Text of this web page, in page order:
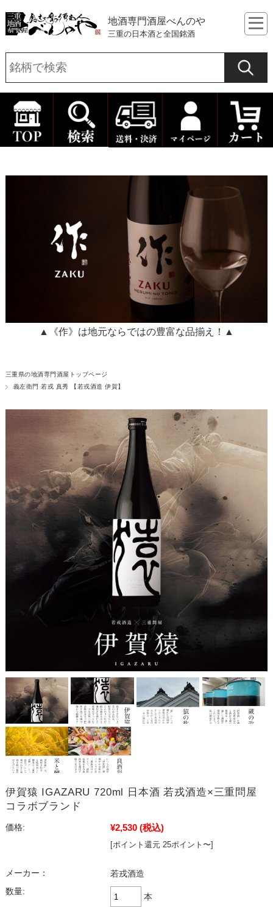
地酒専門酒屋べんのや
三重の日本酒と全国銘酒
▲《作》は地元ならではの豊富な品揃え！▲
三重県の地酒専門酒屋トップページ
義左衛門 若戎 真秀 【若戎酒造 伊賀】
伊賀猿 IGAZARU 720ml 日本酒 若戎酒造×三重問屋
コラボブランド
価格: ¥2,530 (税込)
[ポイント還元 25ポイント〜]
メーカー：
若戎酒造
数量:
本